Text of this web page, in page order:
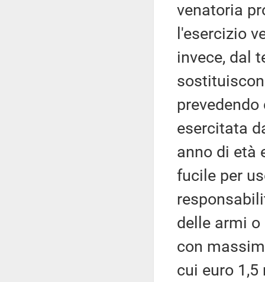
venatoria
l'esercizio
invece, dal
esercitata
anno di età
fucile per
delle armi
con
cui euro